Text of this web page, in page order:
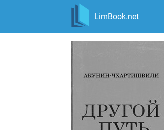
LimBook.net